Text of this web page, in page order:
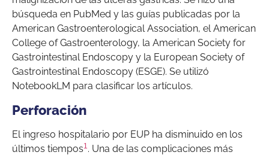
búsqueda en PubMed y las guías publicadas por la
American Gastroenterological Association, el American
College of Gastroenterology, la American Society for
Gastrointestinal Endoscopy y la European Society of
Gastrointestinal Endoscopy (ESGE). Se utilizó
NotebookLM para clasificar los artículos.
Perforación
El ingreso hospitalario por EUP ha disminuido en los
últimos tiempos1. Una de las complicaciones más